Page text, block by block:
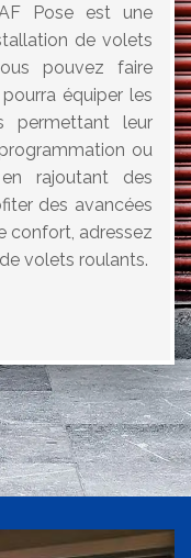
Pose est une
de volets
pouvez faire
équiper les
permettant leur
ou
rajoutant des
des avancées
confort, adressez
volets roulants.